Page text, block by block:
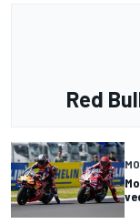
Red